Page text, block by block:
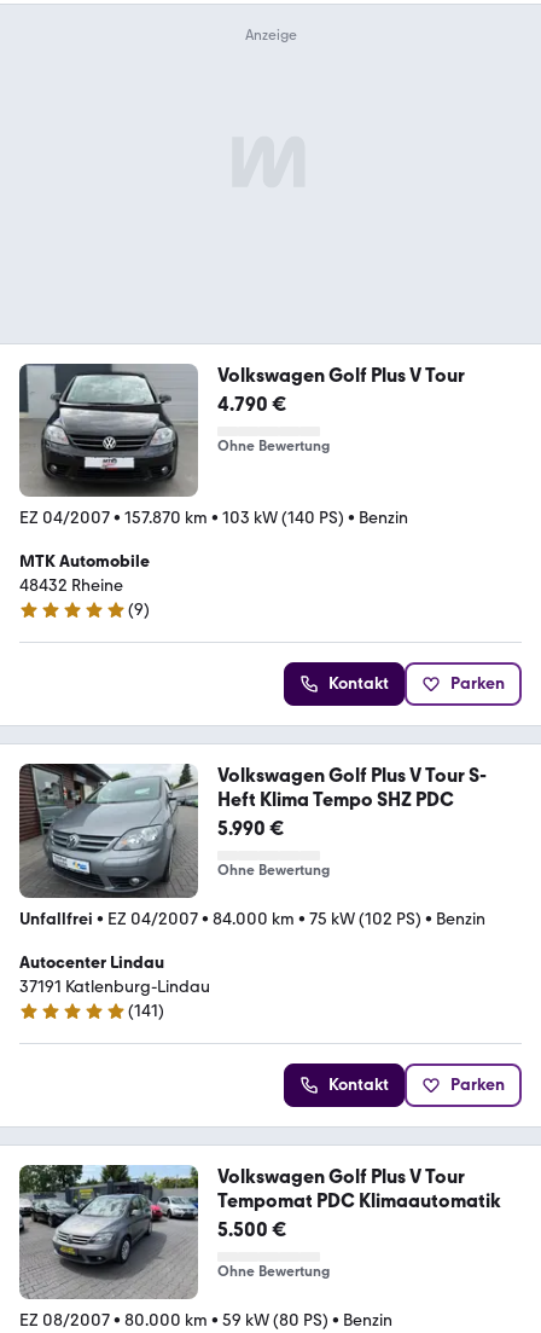
Volkswagen Golf Plus V Tour
4.790 €
Ohne Bewertung
EZ 04/2007• 157.870 km • 103 kW (140 PS) • Benzin
MTK Automobile
48432 Rheine
5 Sterne
(9)
Kontakt Parken
Volkswagen Golf Plus V Tour S-
Heft Klima Tempo SHZ PDC
5.990 €
Ohne Bewertung
Unfallfrei • EZ 04/2007• 84.000 km • 75 kW (102 PS) • Benzin
Autocenter Lindau
37191 Katlenburg-Lindau
4.9 Sterne
(141)
Kontakt Parken
Volkswagen Golf Plus V Tour
Tempomat PDC Klimaautomatik
5.500 €
Ohne Bewertung
EZ 08/2007• 80.000 km • 59 kW (80 PS) • Benzin